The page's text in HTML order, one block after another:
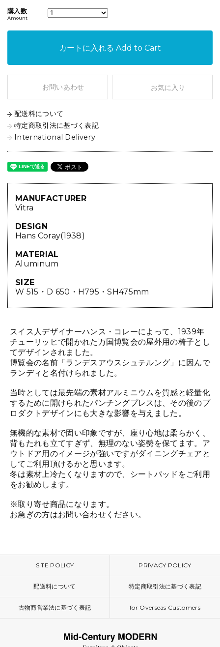
購入数
Amount
カートに入れる Add to Cart
お問いあわせ お気に入り
配送料について
特定商取引法に基づく表記
International Delivery
MANUFACTURER
Vitra
DESIGN
Hans Coray(1938)
MATERIAL
Aluminum
SIZE
W 515・D 650・H795・SH475mm
スイス人デザイナーハンス・コレーによって、1939年
チューリッヒで開かれた万国博覧会の屋外用の椅子とし
てデザインされました。
博覧会の名前「ランデスアウスシュテルング」に因んで
ランディと名付けられました。
当時としては最先端の素材アルミニウムを質感と軽量化
するために開けられたパンチングプレスは、その後のプ
ロダクトデザインにも大きな影響を与えました。
無機的な素材で固い印象ですが、座り心地は柔らかく、
背もたれも立てすぎず、無理のない姿勢を保てます。ア
ウトドア用のイメージが強いですがダイニングチェアと
してご利用頂けるかと思います。
冬は素材上冷たくなりますので、シートパッドをご利用
をお勧めします。
※取り寄せ商品になります。
お急ぎの方はお問い合わせください。
SITE POLICY PRIVACY POLICY
配送料について 特定商取引法に基づく表記
古物商営業法に基づく表記 for Overseas Customers